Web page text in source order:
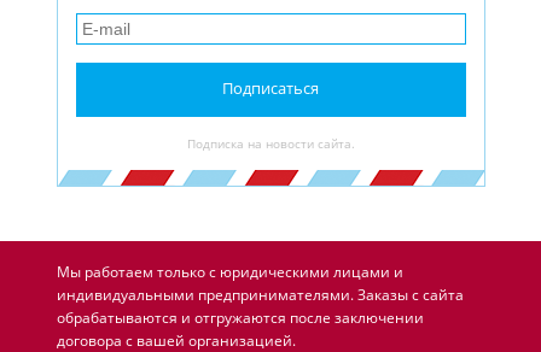
Подписаться
Подписка на новости сайта.
Мы работаем только с юридическими лицами и
индивидуальными предпринимателями. Заказы с сайта
обрабатываются и отгружаются после заключении
договора с вашей организацией.